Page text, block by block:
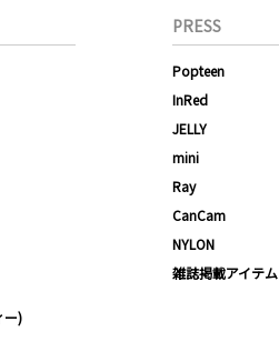
ー)
PRESS
Popteen
InRed
JELLY
mini
Ray
CanCam
NYLON
雑誌掲載アイテム